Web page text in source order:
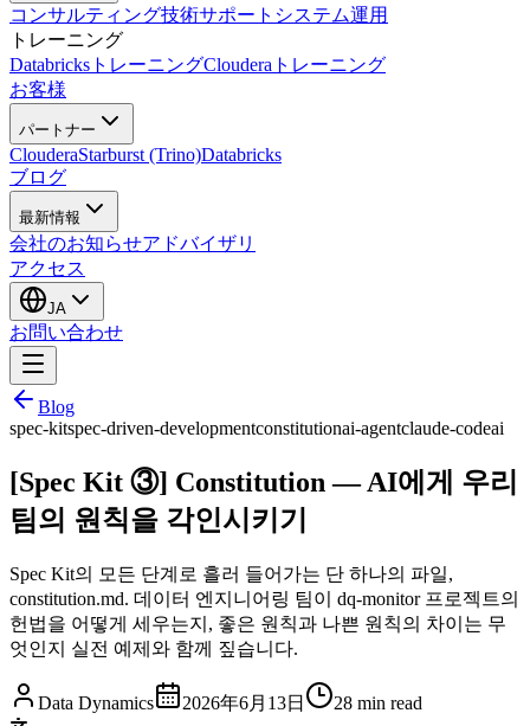
コンサルティング技術サポート システム運用
トレーニング
DatabricksトレーニングClouderaトレーニング
お客様
パートナー
ClouderaStarburst (Trino)Databricks
ブログ
最新情報
会社のお知らせアドバイザリ
アクセス
JA
お問い合わせ
Blog
spec-kitspec-driven-developmentconstitutionai-agentclaude-codeai
[Spec Kit ③] Constitution — AI에게 우리
팀의 원칙을 각인시키기
Spec Kit의 모든 단계로 흘러 들어가는 단 하나의 파일,
constitution.md. 데이터 엔지니어링 팀이 dq-monitor 프로젝트의
헌법을 어떻게 세우는지, 좋은 원칙과 나쁜 원칙의 차이는 무
엇인지 실전 예제와 함께 짚습니다.
Data Dynamics 2026年6月13日 28 min read